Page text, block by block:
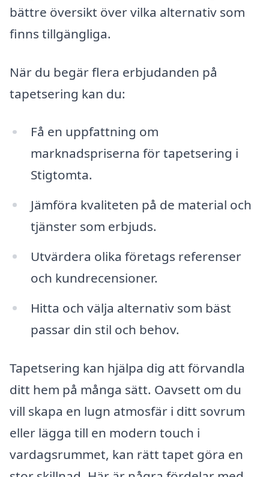
bättre översikt över vilka alternativ som
finns tillgängliga.
När du begär flera erbjudanden på
tapetsering kan du:
Få en uppfattning om
marknadspriserna för tapetsering i
Stigtomta.
Jämföra kvaliteten på de material och
tjänster som erbjuds.
Utvärdera olika företags referenser
och kundrecensioner.
Hitta och välja alternativ som bäst
passar din stil och behov.
Tapetsering kan hjälpa dig att förvandla
ditt hem på många sätt. Oavsett om du
vill skapa en lugn atmosfär i ditt sovrum
eller lägga till en modern touch i
vardagsrummet, kan rätt tapet göra en